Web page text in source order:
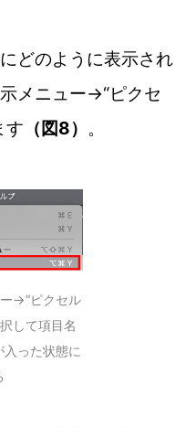
どのように表示され
メニュー→“ピクセ
す （図8） 。
→“ピクセル
して項目名
った状態に